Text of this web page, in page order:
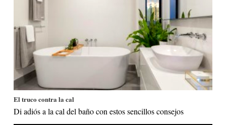
El truco contra la cal
Di adiós a la cal del baño con estos sencillos consejos